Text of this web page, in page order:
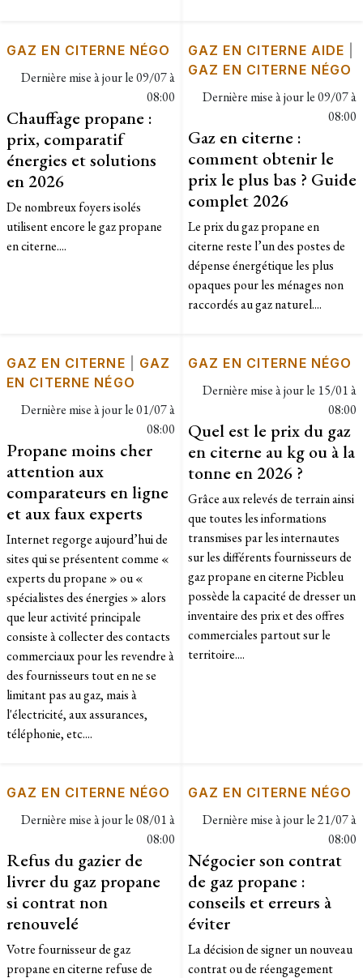
GAZ EN CITERNE NÉGO
Dernière mise à jour le09/07 à
08:00
Chauffage propane :
prix, comparatif
énergies et solutions
en 2026
De nombreux foyers isolés
utilisent encore le gaz propane
en citerne....
GAZ EN CITERNE AIDE
GAZ EN CITERNE NÉGO
Dernière mise à jour le09/07 à
08:00
Gaz en citerne :
comment obtenir le
prix le plus bas ? Guide
complet 2026
Le prix du gaz propane en
citerne reste l’un des postes de
dépense énergétique les plus
opaques pour les ménages non
raccordés au gaz naturel....
GAZ EN CITERNE
GAZ
EN CITERNE NÉGO
Dernière mise à jour le01/07 à
08:00
Propane moins cher
attention aux
comparateurs en ligne
et aux faux experts
Internet regorge aujourd’hui de
sites qui se présentent comme «
experts du propane » ou «
spécialistes des énergies » alors
que leur activité principale
consiste à collecter des contacts
commerciaux pour les revendre à
des fournisseurs tout en ne se
limitant pas au gaz, mais à
l'électricité, aux assurances,
téléphonie, etc....
GAZ EN CITERNE NÉGO
Dernière mise à jour le 15/01 à
08:00
Quel est le prix du gaz
en citerne au kg ou à la
tonne en 2026 ?
Grâce aux relevés de terrain ainsi
que toutes les informations
transmises par les internautes
sur les différents fournisseurs de
gaz propane en citerne Picbleu
possède la capacité de dresser un
inventaire des prix et des offres
commerciales partout sur le
territoire....
GAZ EN CITERNE NÉGO
Dernière mise à jour le08/01 à
08:00
Refus du gazier de
livrer du gaz propane
si contrat non
renouvelé
Votre fournisseur de gaz
propane en citerne refuse de
GAZ EN CITERNE NÉGO
Dernière mise à jour le21/07 à
08:00
Négocier son contrat
de gaz propane :
conseils et erreurs à
éviter
La décision de signer un nouveau
contrat ou de réengagement